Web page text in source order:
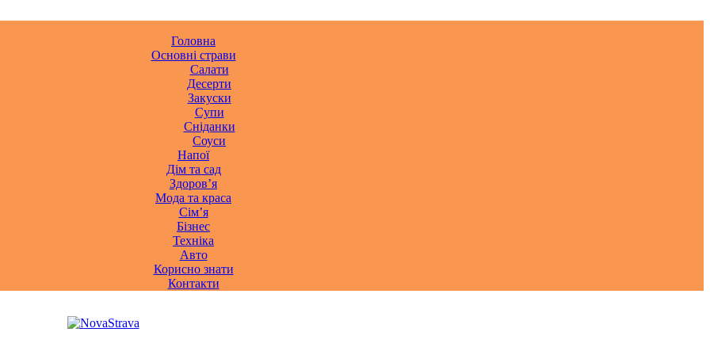
Головна
Основні страви
Салати
Десерти
Закуски
Супи
Сніданки
Соуси
Напої
Дім та сад
Здоровʼя
Мода та краса
Сімʼя
Бізнес
Техніка
Авто
Корисно знати
Контакти